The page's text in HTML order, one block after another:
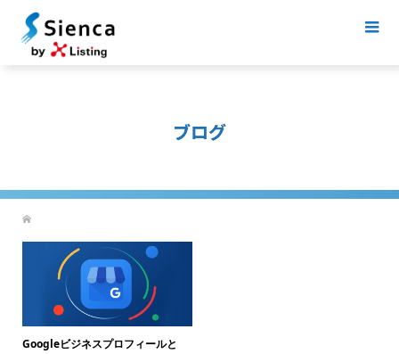
ブログ
Googleビジネスプロフィールと